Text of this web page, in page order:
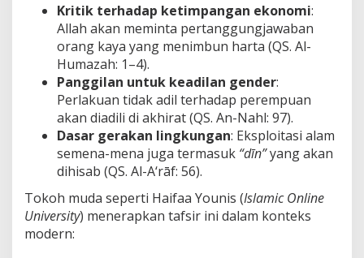
Kritik terhadap ketimpangan ekonomi:
Allah akan meminta pertanggungjawaban
orang kaya yang menimbun harta (QS. Al-
Humazah: 1–4).
Panggilan untuk keadilan gender:
Perlakuan tidak adil terhadap perempuan
akan diadili di akhirat (QS. An-Nahl: 97).
Dasar gerakan lingkungan: Eksploitasi alam
semena-mena juga termasuk “dīn”yang akan
dihisab (QS. Al-A‘rāf: 56).
Tokoh muda seperti Haifaa Younis (Islamic Online
University) menerapkan tafsir ini dalam konteks
modern: